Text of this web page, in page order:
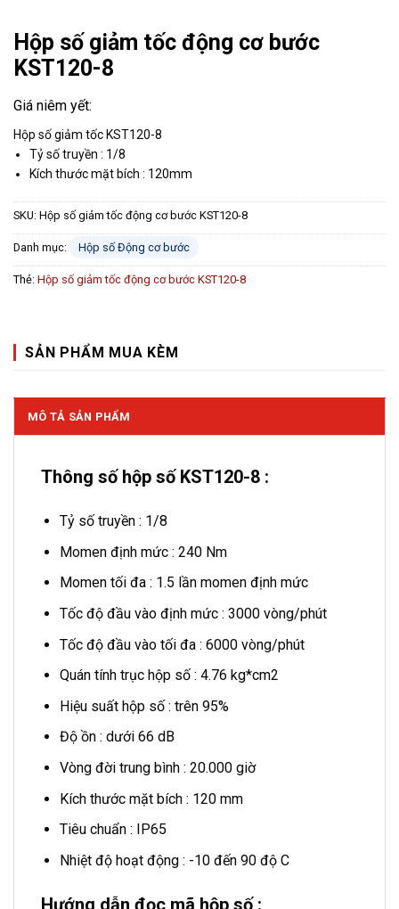
Hộp số giảm tốc động cơ bước
KST120-8
Hộp số giảm tốc KST120-8
Tỷ số truyền : 1/8
Kích thước mặt bích : 120mm
SKU: Hộp số giảm tốc động cơ bước KST120-8
Danh mục: Hộp số Động cơ bước
Thẻ: Hộp số giảm tốc động cơ bước KST120-8
SẢN PHẨM MUA KÈM
MÔ TẢ SẢN PHẨM
Thông số hộp số KST120-8 :
Tỷ số truyền : 1/8
Momen định mức : 240 Nm
Momen tối đa : 1.5 lần momen định mức
Tốc độ đầu vào định mức : 3000 vòng/phút
Tốc độ đầu vào tối đa : 6000 vòng/phút
Quán tính trục hộp số : 4.76 kg*cm2
Hiệu suất hộp số : trên 95%
Độ ồn : dưới 66 dB
Vòng đời trung bình : 20.000 giờ
Kích thước mặt bích : 120 mm
Tiêu chuẩn : IP65
Nhiệt độ hoạt động : -10 đến 90 độ C
Hướng dẫn đọc mã hộp số :